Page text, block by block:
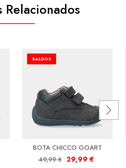
Relacionados
SALDOS
BOTA CHICCO GOART
49,99€ 29,99 €